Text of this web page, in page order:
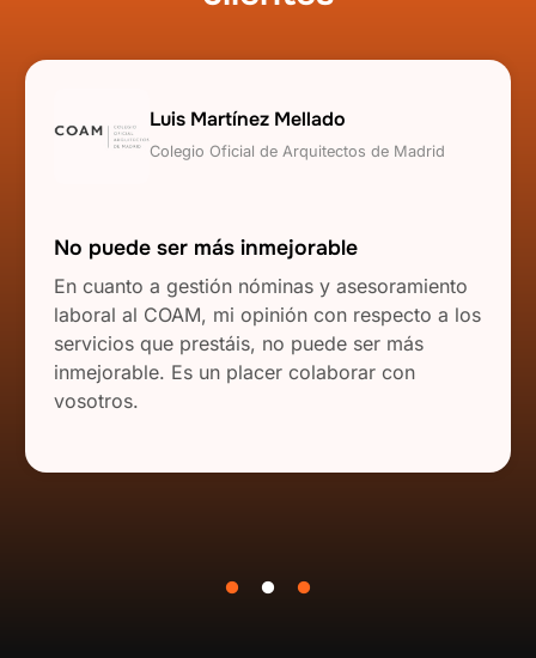
Luis Martínez Mellado
Colegio Oficial de Arquitectos de Madrid
No puede ser más inmejorable
En cuanto a gestión nóminas y asesoramiento
laboral al COAM, mi opinión con respecto a los
servicios que prestáis, no puede ser más
inmejorable. Es un placer colaborar con
vosotros.